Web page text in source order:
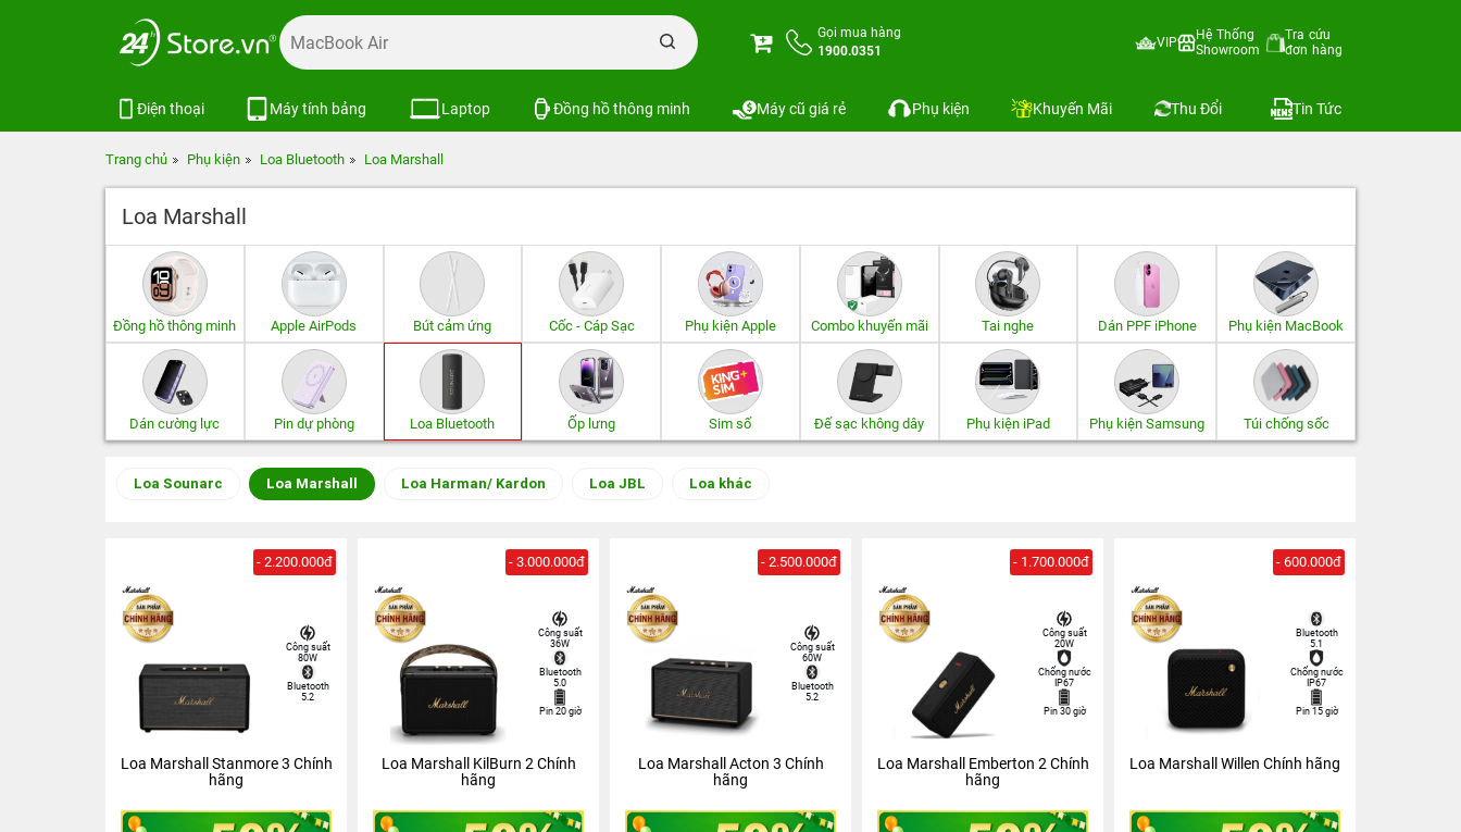
Gọi mua hàng
1900.0351
VIP
Hệ Thống
Showroom
Tra cứu
đơn hàng
Điện thoại Máy tính bảng Laptop Đồng hồ thông minh Máy cũ giá rẻ Phụ kiện Khuyến Mãi Thu Đổi Tin Tức
Trang chủ Phụ kiện Loa Bluetooth Loa Marshall
Loa Marshall
Đồng hồ thông minh Apple AirPods Bút cảm ứng Cốc - Cáp Sạc Phụ kiện Apple Combo khuyến mãi Tai nghe Dán PPF iPhone Phụ kiện MacBook
Dán cường lực Pin dự phòng Loa Bluetooth Ốp lưng Sim số Đế sạc không dây Phụ kiện iPad Phụ kiện Samsung Túi chống sốc
Loa Sounarc Loa Marshall Loa Harman/ Kardon Loa JBL Loa khác
- 2.200.000đ
Công suất
80W
Bluetooth
5.2
Loa Marshall Stanmore 3 Chính
hãng
- 3.000.000đ
Công suất
36W
Bluetooth
5.0
Pin 20 giờ
Loa Marshall KilBurn 2 Chính
hãng
- 2.500.000đ
Công suất
60W
Bluetooth
5.2
Loa Marshall Acton 3 Chính
hãng
- 1.700.000đ
Công suất
20W
Chống nước
IP67
Pin 30 giờ
Loa Marshall Emberton 2 Chính
hãng
- 600.000đ
Bluetooth
5.1
Chống nước
IP67
Pin 15 giờ
Loa Marshall Willen Chính hãng